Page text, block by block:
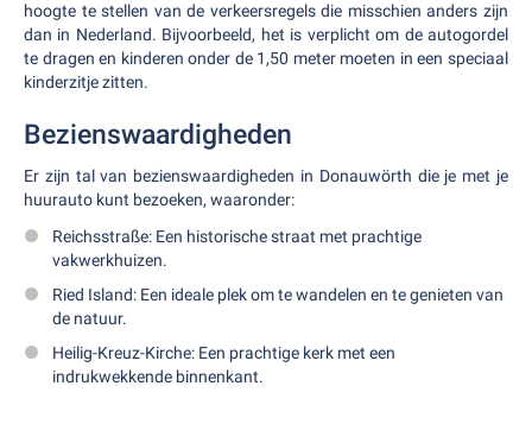
hoogte te stellen van de verkeersregels die misschien anders zijn
dan in Nederland. Bijvoorbeeld, het is verplicht om de autogordel
te dragen en kinderen onder de 1,50 meter moeten in een speciaal
kinderzitje zitten.
Bezienswaardigheden
Er zijn tal van bezienswaardigheden in Donauwörth die je met je
huurauto kunt bezoeken, waaronder:
Reichsstraße: Een historische straat met prachtige
vakwerkhuizen.
Ried Island: Een ideale plek om te wandelen en te genieten van
de natuur.
Heilig-Kreuz-Kirche: Een prachtige kerk met een
indrukwekkende binnenkant.